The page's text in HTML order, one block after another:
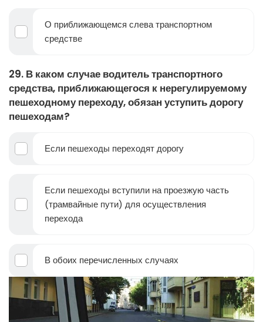
О приближающемся слева транспортном
средстве
29. В каком случае водитель транспортного
средства, приближающегося к нерегулируемому
пешеходному переходу, обязан уступить дорогу
пешеходам?
Если пешеходы переходят дорогу
Если пешеходы вступили на проезжую часть
(трамвайные пути) для осуществления
перехода
В обоих перечисленных случаях